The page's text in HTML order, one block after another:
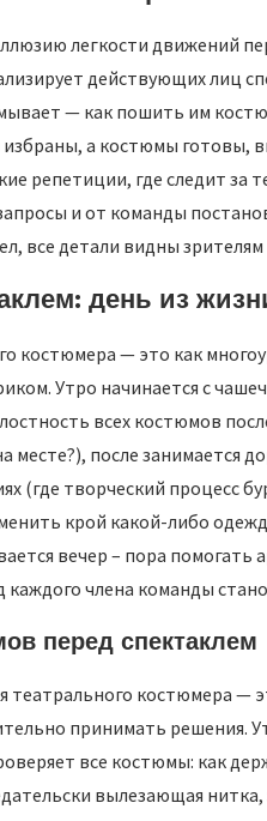
легкости движений
действующих лиц
— как пошить им
а костюмы готовы,
репетиции, где следит
и от команды
все детали видны зрителям
день из
костюмера — это как
Утро начинается с
всех костюмов
месте?), после занимается
(где творческий процесс
крой какой-либо
вечер – пора помогать
каждого члена команды
перед спектаклем
театрального костюмера
принимать решения.
все костюмы: как
вылезающая